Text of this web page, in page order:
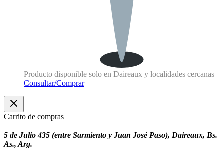
Producto disponible solo en Daireaux y localidades cercanas
Consultar/Comprar
Carrito de compras
5 de Julio 435 (entre Sarmiento y Juan José Paso), Daireaux, Bs.
As., Arg.